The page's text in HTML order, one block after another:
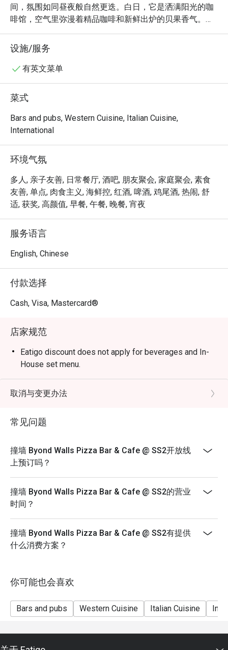
间，氛围如同昼夜般自然更迭。白日，它是洒满阳光的咖
啡馆，空气里弥漫着精品咖啡和新鲜出炉的贝果香气。夜
幕降临，这里则变身为一家热闹的披萨吧，朋友们围坐一
桌，分享着创意披萨和生活趣事，杯觥交错间满是欢声笑
语。这是一个专为“连接”而生的空间，当治愈系的西式美
食，遇上大胆奔放的亚洲风味，碰撞出无限惊喜。
无论你是来这儿解决一顿快手晚餐，还是想与朋友畅聊整
晚，这里的独特魅力都将让你印象深刻：
「大胆风味融合」：探索融合了火热亚洲风情的创意披
「全时段好去处」：从惬意的早午餐咖啡馆，到热闹的晚
间聚会酒吧，一个空间，两种体验。
「社交中心」：温暖热情的氛围，专为和对味儿的人们在
美食佳酿中欢聚畅聊而打造。
无论是下班后和同事小酌，和朋友来场欢乐的披萨之夜，
还是享受一顿放松的周末早午餐，这里都是绝佳选择。
设施/服务
有英文菜单
菜式
Bars and pubs, Western Cuisine, Italian Cuisine,
International
环境气氛
多人, 亲子友善, 日常餐厅, 酒吧, 朋友聚会, 家庭聚会, 素食
友善, 单点, 肉食主义, 海鲜控, 红酒, 啤酒, 鸡尾酒, 热闹, 舒
适, 获奖, 高颜值, 早餐, 午餐, 晚餐, 宵夜
服务语言
English, Chinese
付款选择
Cash, Visa, Mastercard®
店家规范
Eatigo discount does not apply for beverages and In-
House set menu.
取消与变更办法
常见问题
撞墙 Byond Walls Pizza Bar & Cafe @ SS2开放线
上预订吗？
撞墙 Byond Walls Pizza Bar & Cafe @ SS2的营业
时间？
撞墙 Byond Walls Pizza Bar & Cafe @ SS2有提供
什么消费方案？
你可能也会喜欢
Bars and pubs Western Cuisine Italian Cuisine